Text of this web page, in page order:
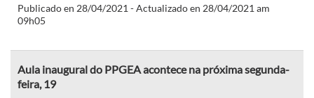
Publicado en 28/04/2021 - Actualizado en 28/04/2021 am
09h05
Aula inaugural do PPGEA acontece na próxima segunda-
feira, 19